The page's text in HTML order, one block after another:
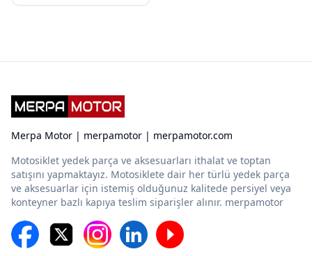
Merpa Motor | merpamotor | merpamotor.com
Motosiklet yedek parça ve aksesuarları ithalat ve toptan
satışını yapmaktayız. Motosiklete dair her türlü yedek parça
ve aksesuarlar için istemiş olduğunuz kalitede persiyel veya
konteyner bazlı kapıya teslim siparişler alınır. merpamotor